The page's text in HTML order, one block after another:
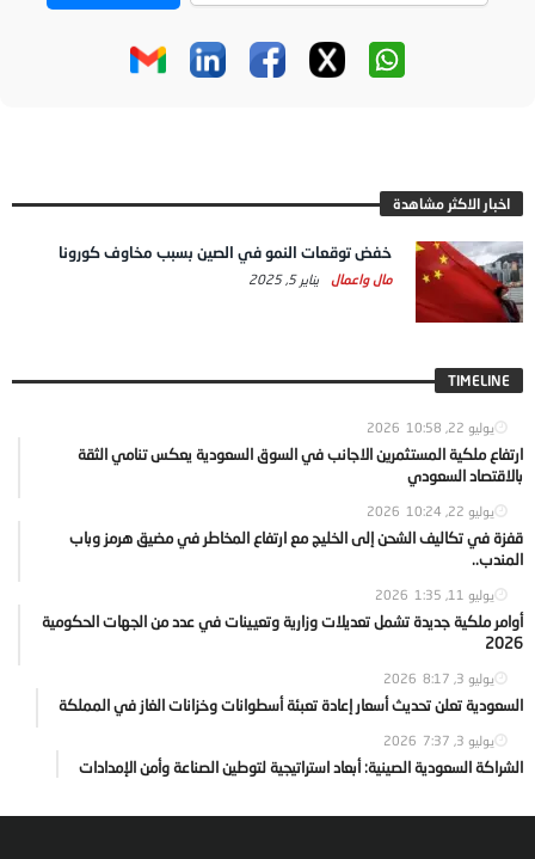
اخبار الاكثر مشاهدة
خفض توقعات النمو في الصين بسبب مخاوف كورونا
مال واعمال يناير 5, 2025
TIMELINE
يوليو 22, 2026 10:58
ارتفاع ملكية المستثمرين الاجانب في السوق السعودية يعكس تنامي الثقة
بالاقتصاد السعودي
يوليو 22, 2026 10:24
قفزة في تكاليف الشحن إلى الخليج مع ارتفاع المخاطر في مضيق هرمز وباب
المندب..
يوليو 11, 2026 1:35
أوامر ملكية جديدة تشمل تعديلات وزارية وتعيينات في عدد من الجهات الحكومية
2026
يوليو 3, 2026 8:17
السعودية تعلن تحديث أسعار إعادة تعبئة أسطوانات وخزانات الغاز في المملكة
يوليو 3, 2026 7:37
الشراكة السعودية الصينية: أبعاد استراتيجية لتوطين الصناعة وأمن الإمدادات